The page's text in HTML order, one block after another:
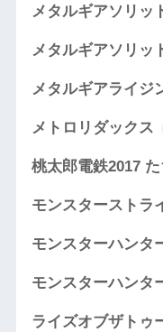
メタルギアソリッ
メタルギアソリッ
メタルギアライジ
メトロリダックス
桃太郎電鉄2017
モンスターストラ
モンスターハンタ
モンスターハンタ
ライズオブザトゥ